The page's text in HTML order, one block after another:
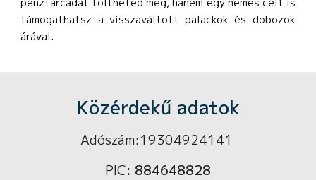
támogathatsz a visszaváltott palackok és dobozok
árával.
Közérdekű adatok
Adószám:19304924141
PIC: 884648828